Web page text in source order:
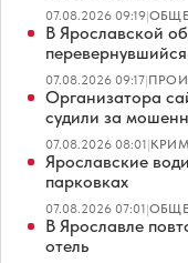
07.08.2026 09:19|
В Ярославской
07.08.2026 09:17|
Организатора
судили за
07.08.2026 08:01|
Ярославские
парковках
07.08.2026 07:01|
В Ярославле
отель